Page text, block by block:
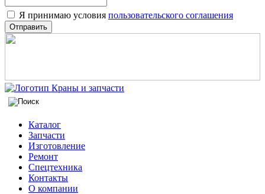
Я принимаю условия пользовательского соглашения
Отправить
Каталог
Запчасти
Изготовление
Ремонт
Спецтехника
Контакты
О компании